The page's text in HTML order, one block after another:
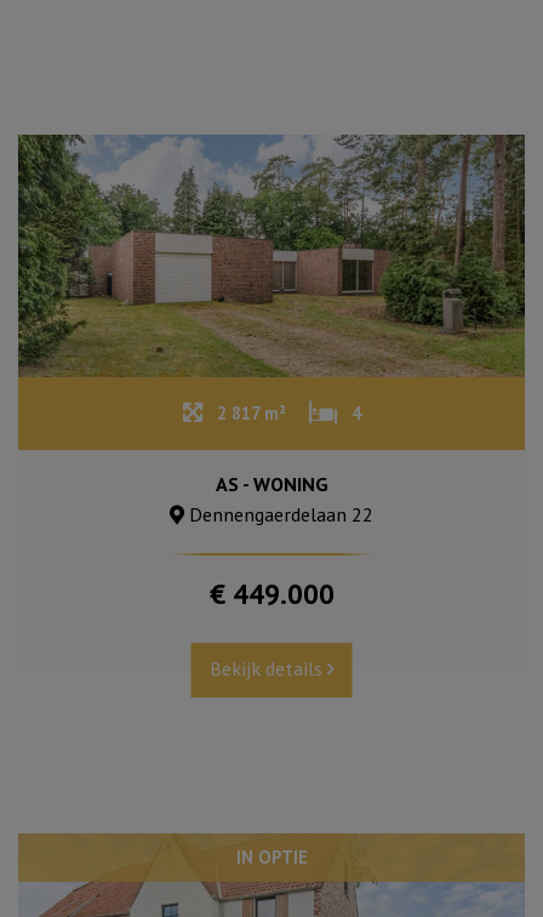
2 817 m² 4
AS - WONING
Dennengaerdelaan 22
€ 449.000
Bekijk details
IN OPTIE